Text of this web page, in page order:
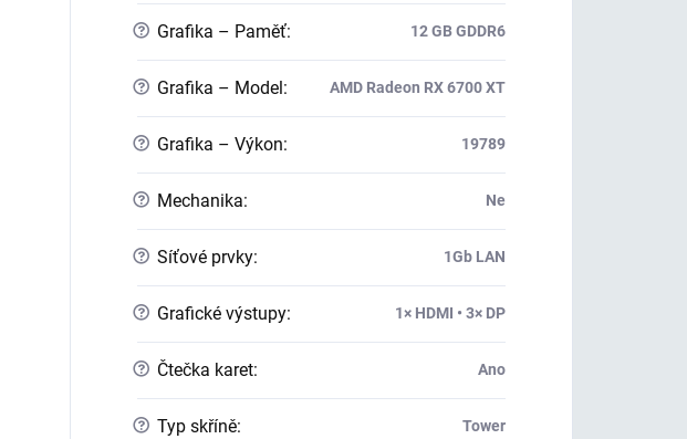
? Grafika – Paměť: 12 GB GDDR6
? Grafika – Model : AMD Radeon RX 6700 XT
? Grafika – Výkon: 19789
? Mechanika: Ne
? Síťové prvky: 1Gb LAN
? Grafické výstupy: 1× HDMI • 3× DP
? Čtečka karet: Ano
? Typ skříně: Tower